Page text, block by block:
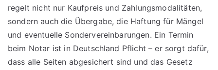
regelt nicht nur Kaufpreis und Zahlungsmodalitäten,
sondern auch die Übergabe, die Haftung für Mängel
und eventuelle Sondervereinbarungen. Ein Termin
beim Notar ist in Deutschland Pflicht – er sorgt dafür,
dass alle Seiten abgesichert sind und das Gesetz